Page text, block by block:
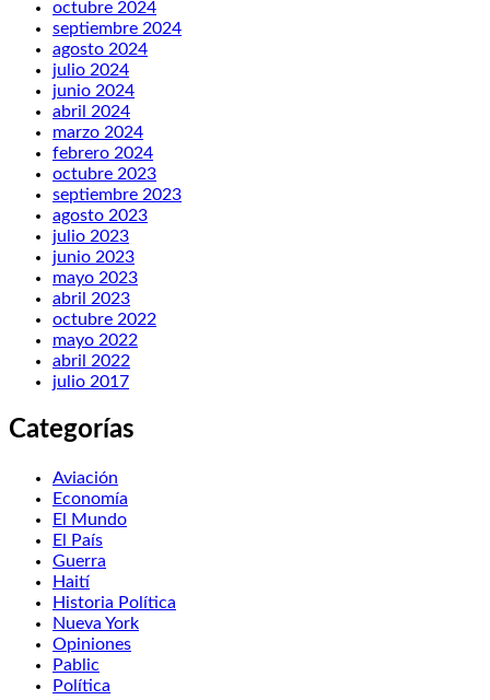
octubre 2024
septiembre 2024
agosto 2024
julio 2024
junio 2024
abril 2024
marzo 2024
febrero 2024
octubre 2023
septiembre 2023
agosto 2023
julio 2023
junio 2023
mayo 2023
abril 2023
octubre 2022
mayo 2022
abril 2022
julio 2017
Categorías
Aviación
Economía
El Mundo
El País
Guerra
Haití
Historia Política
Nueva York
Opiniones
Pablic
Política